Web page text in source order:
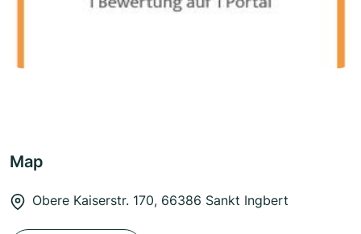
Map
Obere Kaiserstr. 170, 66386 Sankt Ingbert